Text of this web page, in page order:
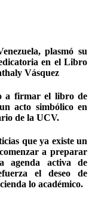
plasmó su
en el Libro
Vásquez
a firmar el libro de
acto simbólico en
de la UCV.
que ya existe un
a preparar
agenda activa de
el deseo de
lo académico.